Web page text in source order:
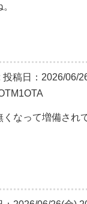
投稿日：2026/06/
くなって増備され